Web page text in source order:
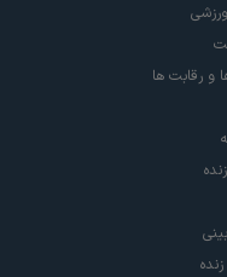
و رقابت ها